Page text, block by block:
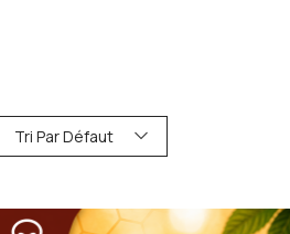
Tri Par Défaut